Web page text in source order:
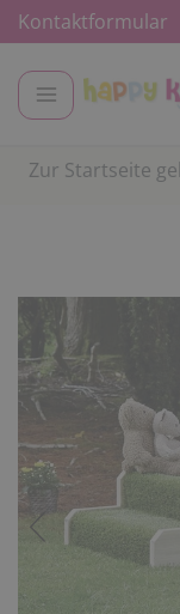
Kontaktformular
Zur Startseite